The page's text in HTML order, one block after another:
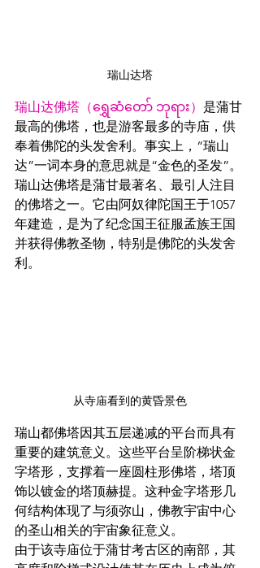
瑞山达塔
瑞山达佛塔（ရွှေဆံတော် ဘုရား） 是蒲甘
最高的佛塔，也是游客最多的寺庙，供
奉着佛陀的头发舍利。事实上，“瑞山
达”一词本身的意思就是“金色的圣发”。
瑞山达佛塔是蒲甘最著名、最引人注目
的佛塔之一。它由阿奴律陀国王于1057
年建造，是为了纪念国王征服孟族王国
并获得佛教圣物，特别是佛陀的头发舍
利。
从寺庙看到的黄昏景色
瑞山都佛塔因其五层递减的平台而具有
重要的建筑意义。这些平台呈阶梯状金
字塔形，支撑着一座圆柱形佛塔，塔顶
饰以镀金的塔顶赫提。这种金字塔形几
何结构体现了与须弥山，佛教宇宙中心
的圣山相关的宇宙象征意义。
由于该寺庙位于蒲甘考古区的南部，其